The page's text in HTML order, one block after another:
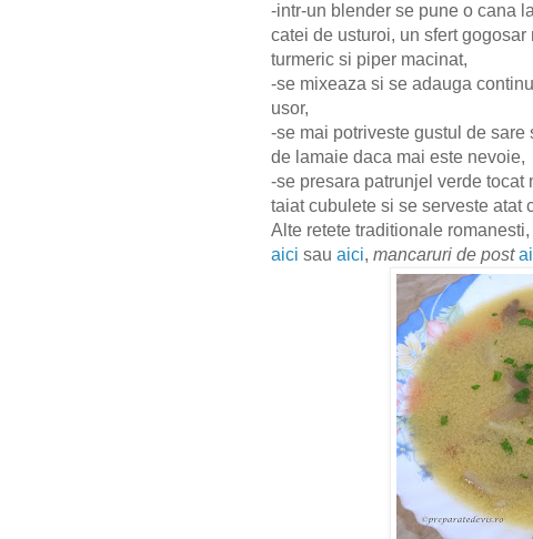
-intr-un blender se pune o cana
catei de usturoi, un sfert
turmeric si piper macinat,
-se mixeaza si se adauga
usor,
-se mai potriveste gustul de
de lamaie daca mai este nevoie,
-se presara patrunjel verde tocat
taiat cubulete si se serveste atat
Alte retete traditionale romanesti,
aici sau aici, mancaruri de post